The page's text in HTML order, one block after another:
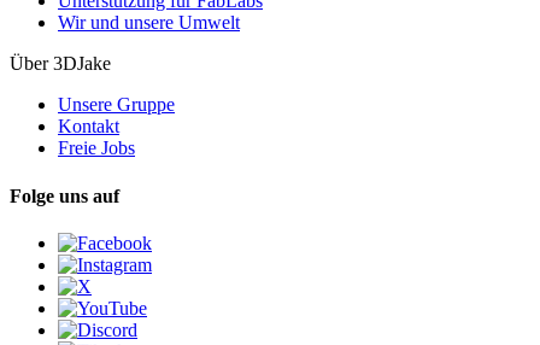
Wir und unsere Umwelt
Über 3DJake
Unsere Gruppe
Kontakt
Freie Jobs
Folge uns auf